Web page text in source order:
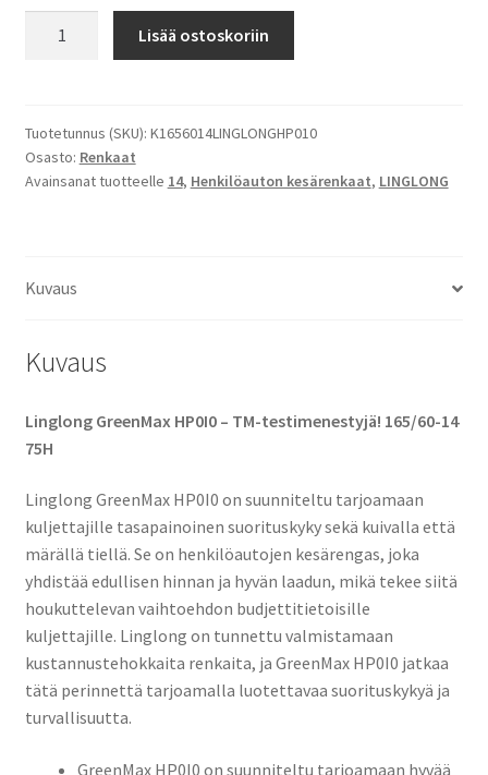
GreenMax
HP0I0
määrä
Lisää ostoskoriin
Tuotetunnus (SKU): K1656014LINGLONGHP010
Osasto: Renkaat
Avainsanat tuotteelle 14, Henkilöauton kesärenkaat, LINGLONG
Kuvaus
Kuvaus
Linglong GreenMax HP0I0 – TM-testimenestyjä! 165/60-14
75H
Linglong GreenMax HP0I0 on suunniteltu tarjoamaan
kuljettajille tasapainoinen suorituskyky sekä kuivalla että
märällä tiellä. Se on henkilöautojen kesärengas, joka
yhdistää edullisen hinnan ja hyvän laadun, mikä tekee siitä
houkuttelevan vaihtoehdon budjettitietoisille
kuljettajille. Linglong on tunnettu valmistamaan
kustannustehokkaita renkaita, ja GreenMax HP0I0 jatkaa
tätä perinnettä tarjoamalla luotettavaa suorituskykyä ja
turvallisuutta.
GreenMax HP0I0 on suunniteltu tarjoamaan hyvää